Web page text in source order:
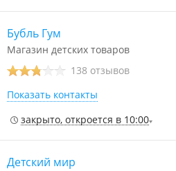
Бубль Гум
Магазин детских товаров
138 отзывов
Показать контакты
закрыто, откроется в 10:00
Детский мир